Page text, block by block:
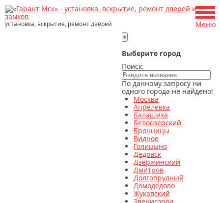
установка, вскрытие, ремонт дверей
×
Выберите город
Поиск:
По данному запросу ни
одного города не найдено!
Москва
Апрелевка
Балашиха
Белоозерский
Бронницы
Видное
Голицыно
Дедовск
Дзержинский
Дмитров
Долгопрудный
Домодедово
Жуковский
Меню